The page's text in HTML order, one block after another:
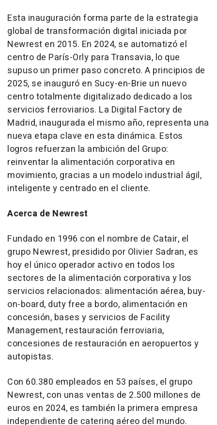
Esta inauguración forma parte de la estrategia
global de transformación digital iniciada por
Newrest en 2015. En 2024, se automatizó el
centro de París-Orly para Transavia, lo que
supuso un primer paso concreto. A principios de
2025, se inauguró en Sucy-en-Brie un nuevo
centro totalmente digitalizado dedicado a los
servicios ferroviarios. La Digital Factory de
Madrid, inaugurada el mismo año, representa una
nueva etapa clave en esta dinámica. Estos
logros refuerzan la ambición del Grupo:
reinventar la alimentación corporativa en
movimiento, gracias a un modelo industrial ágil,
inteligente y centrado en el cliente.
Acerca de Newrest
Fundado en 1996 con el nombre de Catair, el
grupo Newrest, presidido por Olivier Sadran, es
hoy el único operador activo en todos los
sectores de la alimentación corporativa y los
servicios relacionados: alimentación aérea, buy-
on-board, duty free a bordo, alimentación en
concesión, bases y servicios de Facility
Management, restauración ferroviaria,
concesiones de restauración en aeropuertos y
autopistas.
Con 60.380 empleados en 53 países, el grupo
Newrest, con unas ventas de 2.500 millones de
euros en 2024, es también la primera empresa
independiente de catering aéreo del mundo.